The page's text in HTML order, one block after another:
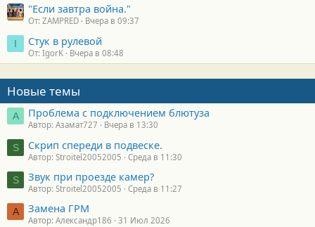
"Если завтра война."
От: ZAMPRED Вчера в 09:37
I Стук в рулевой
От: IgorK Вчера в 08:48
Новые темы
А Проблема с подключением блютуза
Автор: Азамат727 Вчера в 13:30
S Скрип спереди в подвеске.
Автор: Stroitel20052005 Среда в 11:30
S Звук при проезде камер?
Автор: Stroitel20052005 Среда в 11:27
А Замена ГРМ
Автор: Александр186 31 Июл 2026